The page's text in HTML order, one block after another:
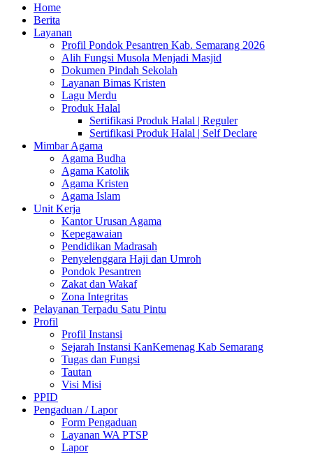
Home
Berita
Layanan
Profil Pondok Pesantren Kab. Semarang 2026
Alih Fungsi Musola Menjadi Masjid
Dokumen Pindah Sekolah
Layanan Bimas Kristen
Lagu Merdu
Produk Halal
Sertifikasi Produk Halal | Reguler
Sertifikasi Produk Halal | Self Declare
Mimbar Agama
Agama Budha
Agama Katolik
Agama Kristen
Agama Islam
Unit Kerja
Kantor Urusan Agama
Kepegawaian
Pendidikan Madrasah
Penyelenggara Haji dan Umroh
Pondok Pesantren
Zakat dan Wakaf
Zona Integritas
Pelayanan Terpadu Satu Pintu
Profil
Profil Instansi
Sejarah Instansi KanKemenag Kab Semarang
Tugas dan Fungsi
Tautan
Visi Misi
PPID
Pengaduan / Lapor
Form Pengaduan
Layanan WA PTSP
Lapor